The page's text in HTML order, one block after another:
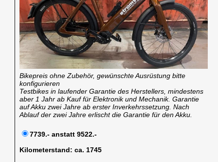
Bikepreis ohne Zubehör, gewünschte Ausrüstung bitte
konfigurieren
Testbikes in laufender Garantie des Herstellers, mindestens
aber 1 Jahr ab Kauf für Elektronik und Mechanik. Garantie
auf Akku zwei Jahre ab erster Inverkehrssetzung. Nach
Ablauf der zwei Jahre erlischt die Garantie für den Akku.
7739.- anstatt 9522.-
Kilometerstand: ca. 1745